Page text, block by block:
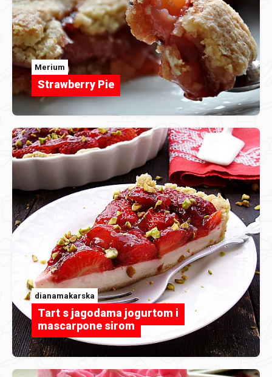
Merium
Strawberry Pie
dianamakarska
Tart s jagodama jogurtom i
mascarpone sirom